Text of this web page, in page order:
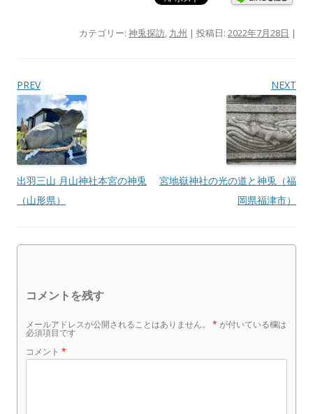
カテゴリー: 神兎探訪, 九州 | 投稿日: 2022年7月28日 |
投稿ナビゲーション NEXT
宮地嶽神社の光の道と神兎（福
岡県福津市）
PREV
出羽三山 月山神社本宮の神兎
（山形県）
コメントを残す
メールアドレスが公開されることはありません。 * が付いている欄は
必須項目です
コメント *